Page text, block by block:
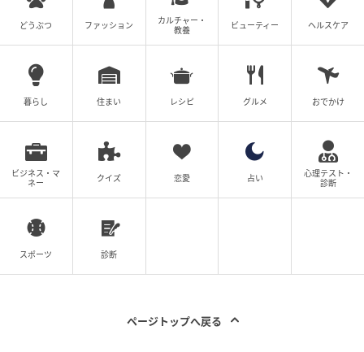
どうぶつ ファッション
カルチャー・
教養
ビューティー ヘルスケア
暮らし 住まい レシピ グルメ おでかけ
ビジネス・マ
ネー
クイズ 恋愛 占い
心理テスト・
診断
スポーツ 診断
ページトップへ戻る